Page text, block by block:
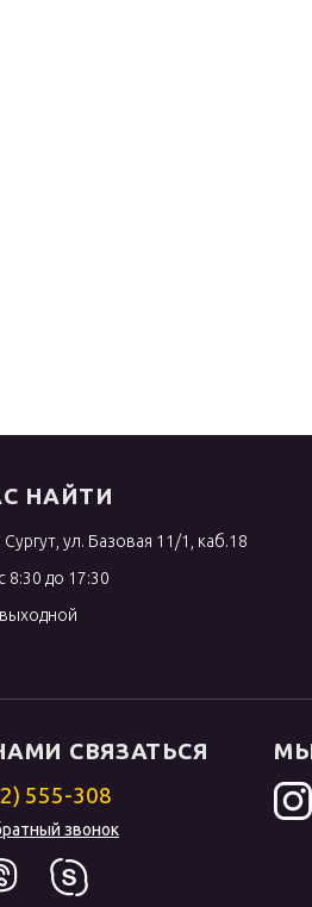
НАЙТИ
ул. Базовая 11/1, каб.18
8:30 до 17:30
СВЯЗАТЬСЯ
555-308
звонок